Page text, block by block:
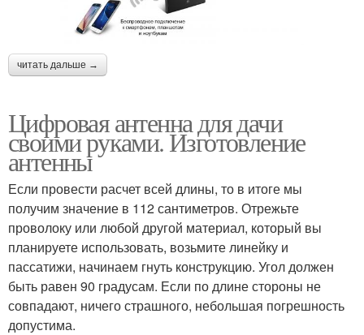
читать дальше →
Цифровая антенна для дачи
своими руками. Изготовление
антенны
Если провести расчет всей длины, то в итоге мы
получим значение в 112 сантиметров. Отрежьте
проволоку или любой другой материал, который вы
планируете использовать, возьмите линейку и
пассатижи, начинаем гнуть конструкцию. Угол должен
быть равен 90 градусам. Если по длине стороны не
совпадают, ничего страшного, небольшая погрешность
допустима.